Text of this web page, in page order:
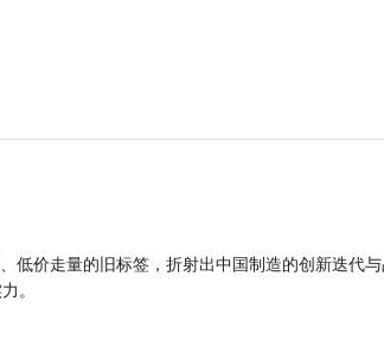
低价走量的旧标签，折射出中国制造的创新迭代
。